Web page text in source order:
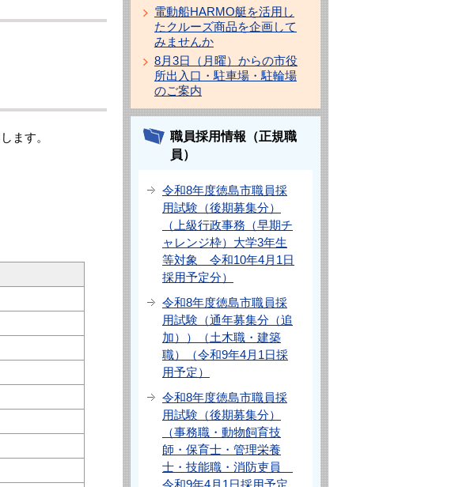
ます。
電動船HARMO艇を活用し
たクルーズ商品を企画して
みませんか
8月3日（月曜）からの市役
所出入口・駐車場・駐輪場
のご案内
職員採用情報（正規職
員）
令和8年度徳島市職員採
用試験（後期募集分）
（上級行政事務（早期チ
ャレンジ枠）大学3年生
等対象 令和10年4月1日
採用予定分）
令和8年度徳島市職員採
用試験（通年募集分（追
加））（土木職・建築
職）（令和9年4月1日採
用予定）
令和8年度徳島市職員採
用試験（後期募集分）
（事務職・動物飼育技
師・保育士・管理栄養
士・技能職・消防吏員
令和9年4月1日採用予定